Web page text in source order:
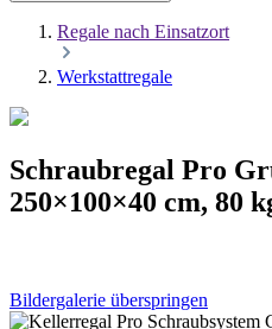
Regale nach Einsatzort
Werkstattregale
Schraubregal Pro
250×100×40 cm, 80
Bildergalerie überspringen